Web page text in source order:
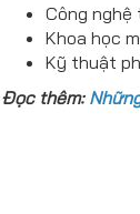
Công nghệ
Khoa học
Kỹ thuật
Đọc thêm: